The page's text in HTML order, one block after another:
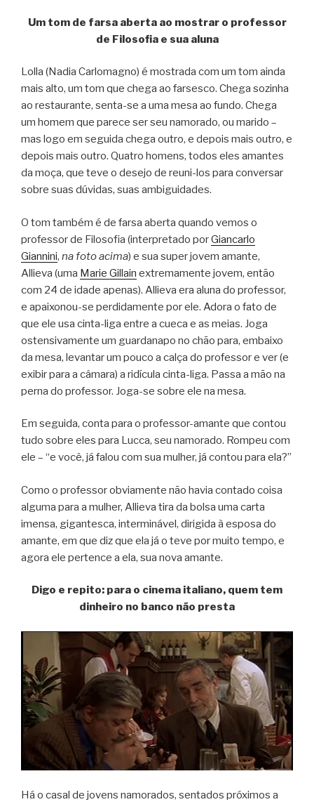
Um tom de farsa aberta ao mostrar o professor
de Filosofia e sua aluna
Lolla (Nadia Carlomagno) é mostrada com um tom ainda
mais alto, um tom que chega ao farsesco. Chega sozinha
ao restaurante, senta-se a uma mesa ao fundo. Chega
um homem que parece ser seu namorado, ou marido –
mas logo em seguida chega outro, e depois mais outro, e
depois mais outro. Quatro homens, todos eles amantes
da moça, que teve o desejo de reuni-los para conversar
sobre suas dúvidas, suas ambiguidades.
O tom também é de farsa aberta quando vemos o
professor de Filosofia (interpretado porGiancarlo
Giannini, na foto acima) e sua super jovem amante,
Allieva (uma Marie Gillain extremamente jovem, então
com 24 de idade apenas). Allieva era aluna do professor,
e apaixonou-se perdidamente por ele. Adora o fato de
que ele usa cinta-liga entre a cueca e as meias. Joga
ostensivamente um guardanapo no chão para, embaixo
da mesa, levantar um pouco a calça do professor e ver (e
exibir para a câmara) a ridícula cinta-liga. Passa a mão na
perna do professor. Joga-se sobre ele na mesa.
Em seguida, conta para o professor-amante que contou
tudo sobre eles para Lucca, seu namorado. Rompeu com
ele – “e você, já falou com sua mulher, já contou para ela?”
Como o professor obviamente não havia contado coisa
alguma para a mulher, Allieva tira da bolsa uma carta
imensa, gigantesca, interminável, dirigida à esposa do
amante, em que diz que ela já o teve por muito tempo, e
agora ele pertence a ela, sua nova amante.
Digo e repito: para o cinema italiano, quem tem
dinheiro no banco não presta
Há o casal de jovens namorados, sentados próximos a